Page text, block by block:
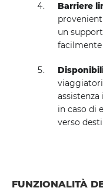
Barriere
un
in caso di
verso
FUNZIONALITÀ